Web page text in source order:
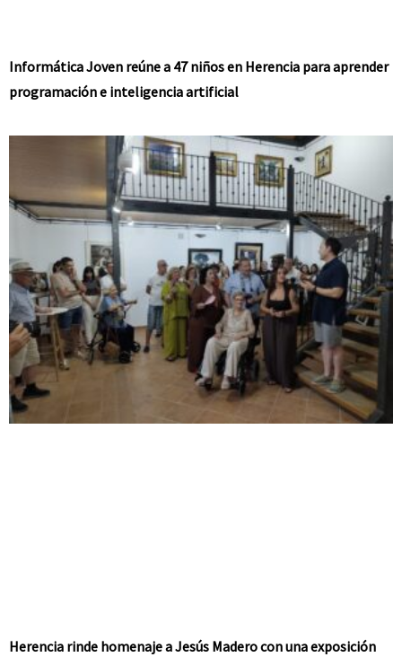
Informática Joven reúne a 47 niños en Herencia para aprender
programación e inteligencia artificial
Herencia rinde homenaje a Jesús Madero con una exposición